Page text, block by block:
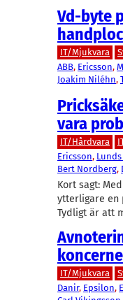
Vd-byte
IT/Mjukvara
ABB, Ericsson,
Joakim Niléhn,
vara
IT/Hårdvara
Ericsson,
Bert Nordberg,
Kort sagt:
ytterligare en
Tydligt är att
IT/Mjukvara
Danir, Epsilon,